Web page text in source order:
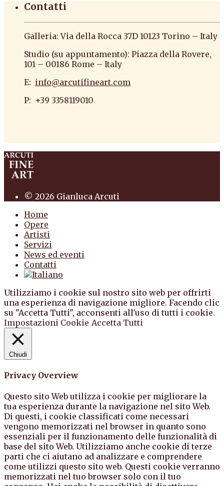
Contatti
Galleria: Via della Rocca 37D 10123 Torino – Italy
Studio (su appuntamento): Piazza della Rovere,
101 – 00186 Rome – Italy
E: info@arcutifineart.com
P: +39 3358119010
© 2026 Gianluca Arcuti
Home
Opere
Artisti
Servizi
News ed eventi
Contatti
Utilizziamo i cookie sul nostro sito web per offrirti
una esperienza di navigazione migliore. Facendo clic
su "Accetta Tutti", acconsenti all'uso di tutti i cookie.
Impostazioni Cookie Accetta Tutti
Chiudi
Privacy Overview
Questo sito Web utilizza i cookie per migliorare la
tua esperienza durante la navigazione nel sito Web.
Di questi, i cookie classificati come necessari
vengono memorizzati nel browser in quanto sono
essenziali per il funzionamento delle funzionalità di
base del sito Web. Utilizziamo anche cookie di terze
parti che ci aiutano ad analizzare e comprendere
come utilizzi questo sito web. Questi cookie verranno
memorizzati nel tuo browser solo con il tuo